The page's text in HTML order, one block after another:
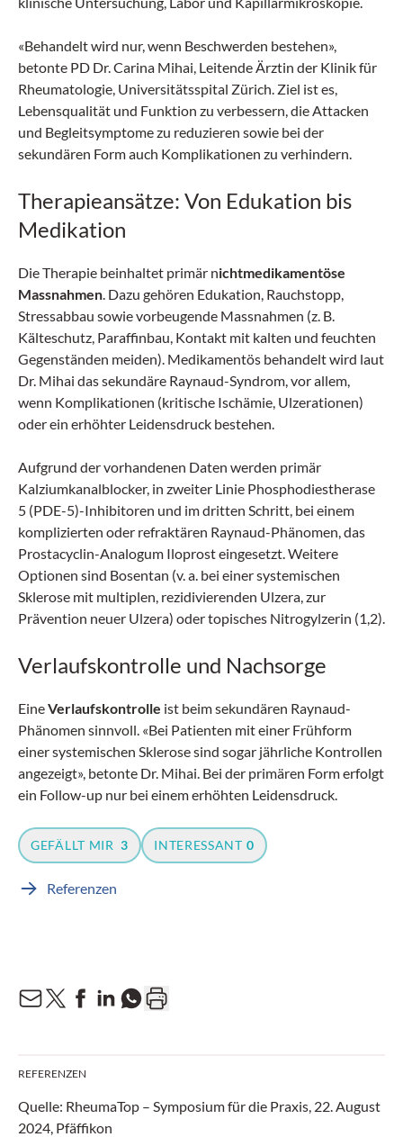
«Behandelt wird nur, wenn Beschwerden bestehen»,
betonte PD Dr. Carina Mihai, Leitende Ärztin der Klinik für
Rheumatologie, Universitätsspital Zürich. Ziel ist es,
Lebensqualität und Funktion zu verbessern, die Attacken
und Begleitsymptome zu reduzieren sowie bei der
sekundären Form auch Komplikationen zu verhindern.
Therapieansätze: Von Edukation bis
Medikation
Die Therapie beinhaltet primär nichtmedikamentöse
Massnahmen . Dazu gehören Edukation, Rauchstopp,
Stressabbau sowie vorbeugende Massnahmen (z. B.
Kälteschutz, Paraffinbau, Kontakt mit kalten und feuchten
Gegenständen meiden). Medikamentös behandelt wird laut
Dr. Mihai das sekundäre Raynaud-Syndrom, vor allem,
wenn Komplikationen (kritische Ischämie, Ulzerationen)
oder ein erhöhter Leidensdruck bestehen.
Aufgrund der vorhandenen Daten werden primär
Kalziumkanalblocker, in zweiter Linie Phosphodiestherase
5 (PDE-5)-Inhibitoren und im dritten Schritt, bei einem
komplizierten oder refraktären Raynaud-Phänomen, das
Prostacyclin-Analogum Iloprost eingesetzt. Weitere
Optionen sind Bosentan (v. a. bei einer systemischen
Sklerose mit multiplen, rezidivierenden Ulzera, zur
Prävention neuer Ulzera) oder topisches Nitrogylzerin (1,2).
Verlaufskontrolle und Nachsorge
EineVerlaufskontrolle ist beim sekundären Raynaud-
Phänomen sinnvoll. «Bei Patienten mit einer Frühform
einer systemischen Sklerose sind sogar jährliche Kontrollen
angezeigt», betonte Dr. Mihai. Bei der primären Form erfolgt
ein Follow-up nur bei einem erhöhten Leidensdruck.
GEFÄLLT MIR 3 INTERESSANT 0
Referenzen
REFERENZEN
Quelle: RheumaTop – Symposium für die Praxis, 22. August
2024, Pfäffikon